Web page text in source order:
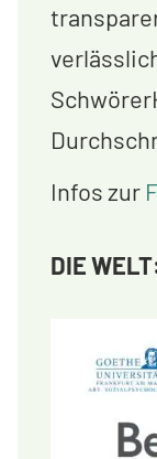
Infos zur
DIE